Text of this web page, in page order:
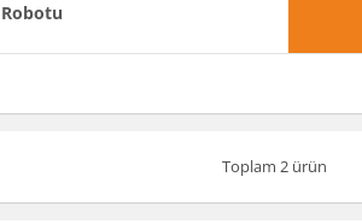
Robotu
Toplam 2 ürün